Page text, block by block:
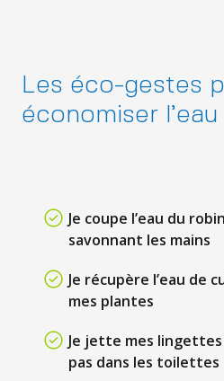
Les éco-gestes
économiser l’eau
Je coupe l’eau du
savonnant les mains
Je récupère l’eau de
mes plantes
Je jette mes
pas dans les toilettes